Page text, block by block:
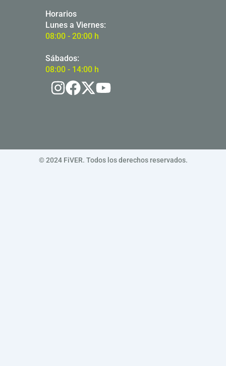
Horarios
Lunes a Viernes:
08:00 - 20:00 h
Sábados:
08:00 - 14:00 h
© 2024 FiVER. Todos los derechos reservados.